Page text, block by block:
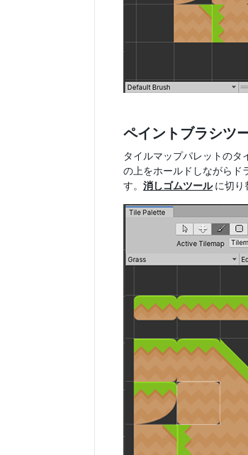
ペイントブラシツ
タイルマップパレットのタ
の上をホールドしながらド
す。 消しゴムツールに切り